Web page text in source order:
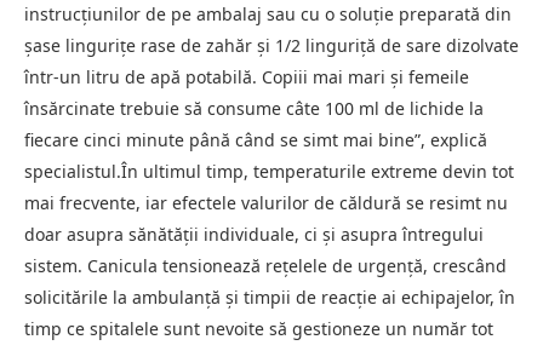
instrucţiunilor de pe ambalaj sau cu o soluţie preparată din
şase linguriţe rase de zahăr şi 1/2 linguriţă de sare dizolvate
într-un litru de apă potabilă. Copiii mai mari şi femeile
însărcinate trebuie să consume câte 100 ml de lichide la
fiecare cinci minute până când se simt mai bine”, explică
specialistul.În ultimul timp, temperaturile extreme devin tot
mai frecvente, iar efectele valurilor de căldură se resimt nu
doar asupra sănătăţii individuale, ci şi asupra întregului
sistem. Canicula tensionează reţelele de urgenţă, crescând
solicitările la ambulanţă şi timpii de reacţie ai echipajelor, în
timp ce spitalele sunt nevoite să gestioneze un număr tot